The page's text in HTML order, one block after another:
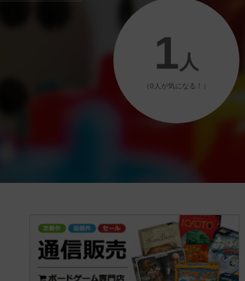
1 人
（0人が気になる！）